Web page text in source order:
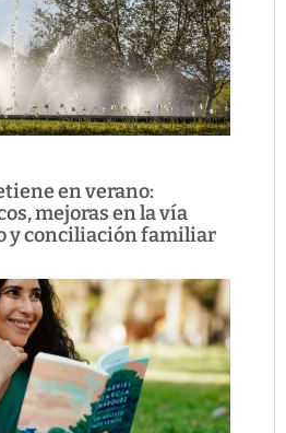
en verano:
mejoras en la vía
y conciliación familiar